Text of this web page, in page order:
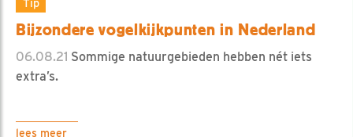
Bijzondere vogelkijkpunten in Nederland
06.08.21 Sommige natuurgebieden hebben nét iets
extra’s.
lees meer